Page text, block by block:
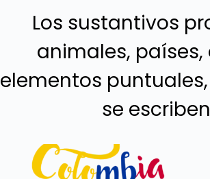
Los sustantivos
animales,
elementos
se